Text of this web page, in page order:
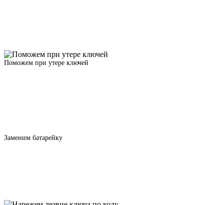
Поможем при утере ключей
Заменим батарейку